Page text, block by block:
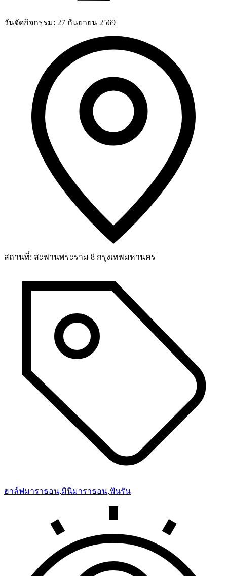
วันจัดกิจกรรม: 27 กันยายน 2569
สถานที่: สะพานพระราม 8 กรุงเทพมหานคร
ฮาล์ฟมาราธอน,มินิมาราธอน,ฟันรัน